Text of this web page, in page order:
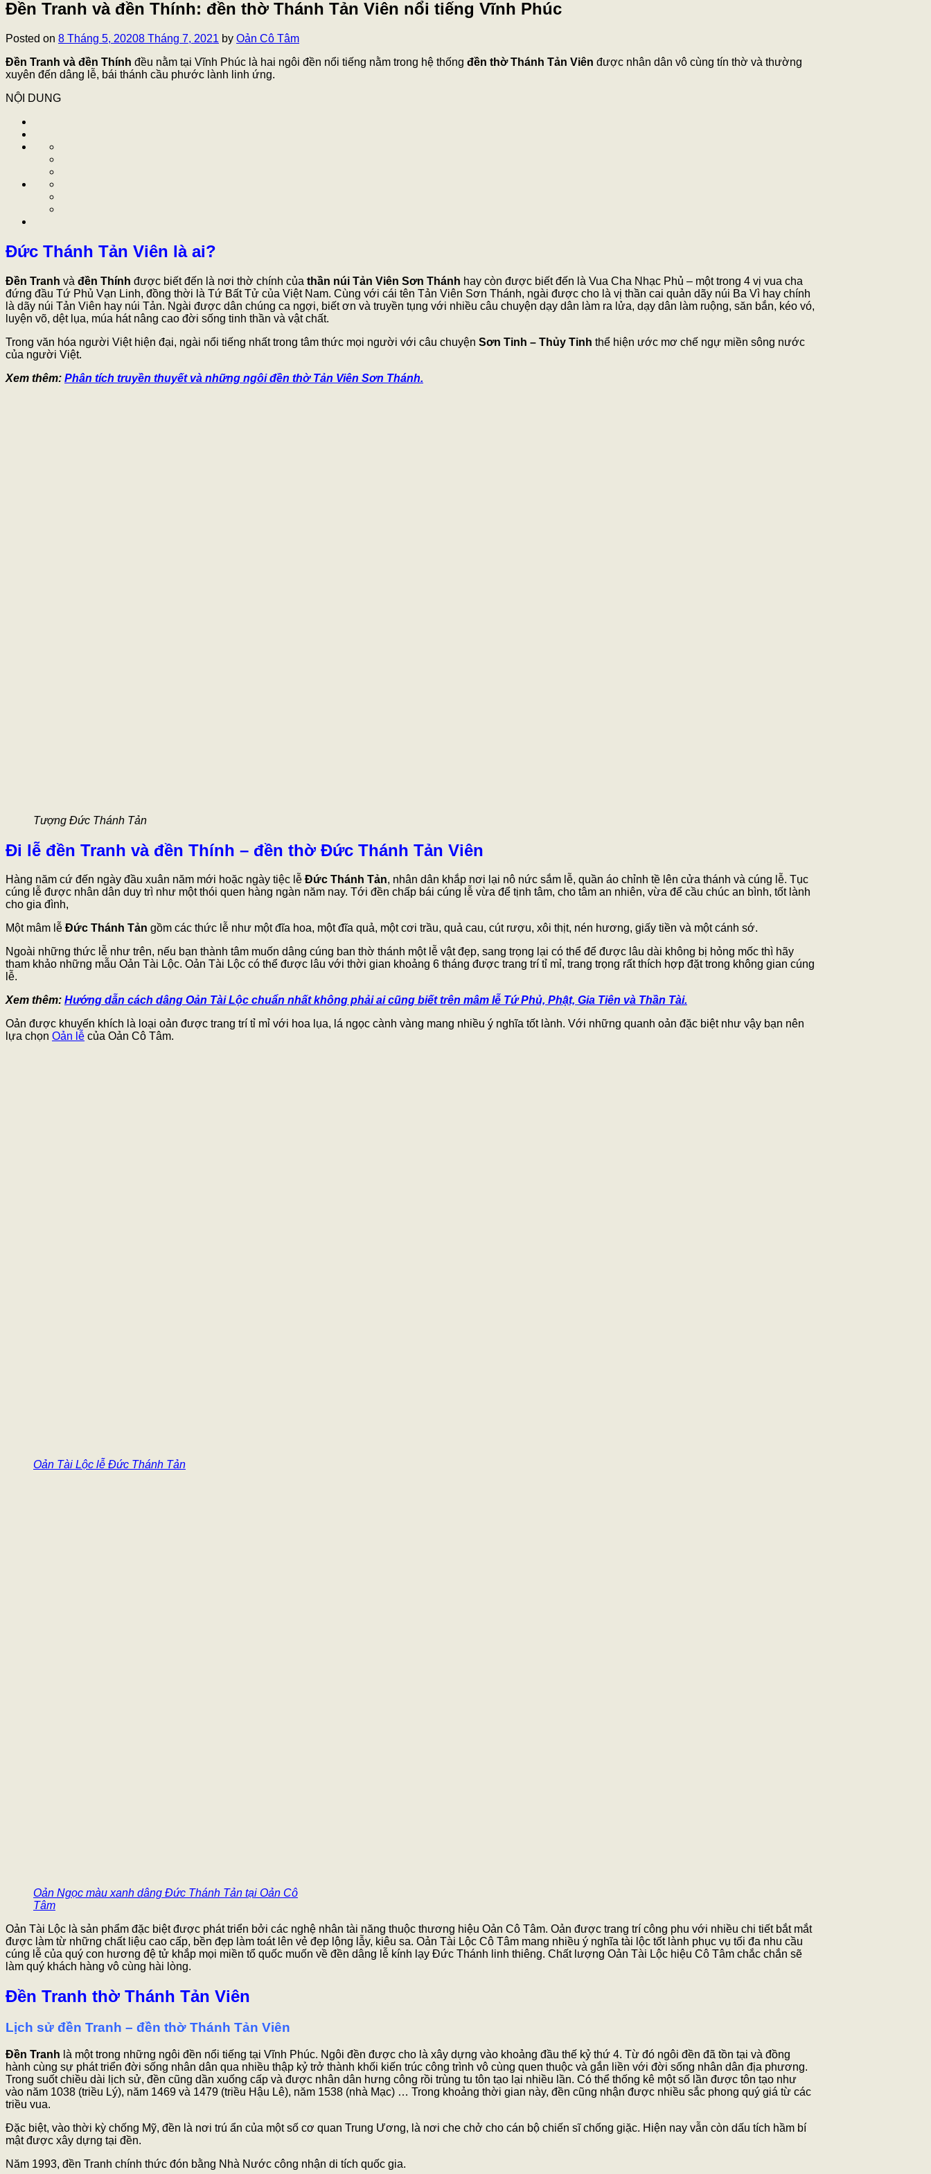
Đền Tranh và đền Thính: đền thờ Thánh Tản Viên nổi tiếng Vĩnh Phúc
Posted on 8 Tháng 5, 20208 Tháng 7, 2021 by Oản Cô Tâm
Đền Tranh và đền Thính đều nằm tại Vĩnh Phúc là hai ngôi đền nổi tiếng nằm trong hệ thống đền thờ Thánh Tản Viên được nhân dân vô cùng tín thờ và thường
xuyên đến dâng lễ, bái thánh cầu phước lành linh ứng.
NỘI DUNG
Đức Thánh Tản Viên là ai?
Đền Tranh và đền Thính được biết đến là nơi thờ chính của thần núi Tản Viên Sơn Thánh hay còn được biết đến là Vua Cha Nhạc Phủ – một trong 4 vị vua cha
đứng đầu Tứ Phủ Vạn Linh, đồng thời là Tứ Bất Tử của Việt Nam. Cùng với cái tên Tản Viên Sơn Thánh, ngài được cho là vị thần cai quản dãy núi Ba Vì hay chính
là dãy núi Tản Viên hay núi Tản. Ngài được dân chúng ca ngợi, biết ơn và truyền tụng với nhiều câu chuyện dạy dân làm ra lửa, dạy dân làm ruộng, săn bắn, kéo vó,
luyện võ, dệt lụa, múa hát nâng cao đời sống tinh thần và vật chất.
Trong văn hóa người Việt hiện đại, ngài nổi tiếng nhất trong tâm thức mọi người với câu chuyện Sơn Tinh – Thủy Tinh thể hiện ước mơ chế ngự miền sông nước
của người Việt.
Xem thêm: Phân tích truyền thuyết và những ngôi đền thờ Tản Viên Sơn Thánh.
Tượng Đức Thánh Tản
Đi lễ đền Tranh và đền Thính – đền thờ Đức Thánh Tản Viên
Hàng năm cứ đến ngày đầu xuân năm mới hoặc ngày tiệc lễ Đức Thánh Tản, nhân dân khắp nơi lại nô nức sắm lễ, quần áo chỉnh tề lên cửa thánh và cúng lễ. Tục
cúng lễ được nhân dân duy trì như một thói quen hàng ngàn năm nay. Tới đền chấp bái cúng lễ vừa để tịnh tâm, cho tâm an nhiên, vừa để cầu chúc an bình, tốt lành
cho gia đình,
Một mâm lễ Đức Thánh Tản gồm các thức lễ như một đĩa hoa, một đĩa quả, một cơi trầu, quả cau, cút rượu, xôi thịt, nén hương, giấy tiền và một cánh sớ.
Ngoài những thức lễ như trên, nếu bạn thành tâm muốn dâng cúng ban thờ thánh một lễ vật đẹp, sang trọng lại có thể để được lâu dài không bị hỏng mốc thì hãy
tham khảo những mẫu Oản Tài Lộc. Oản Tài Lộc có thể được lâu với thời gian khoảng 6 tháng được trang trí tỉ mỉ, trang trọng rất thích hợp đặt trong không gian cúng
lễ.
Xem thêm: Hướng dẫn cách dâng Oản Tài Lộc chuẩn nhất không phải ai cũng biết trên mâm lễ Tứ Phủ, Phật, Gia Tiên và Thần Tài.
Oản được khuyến khích là loại oản được trang trí tỉ mỉ với hoa lụa, lá ngọc cành vàng mang nhiều ý nghĩa tốt lành. Với những quanh oản đặc biệt như vậy bạn nên
lựa chọn Oản lễ của Oản Cô Tâm.
Oản Tài Lộc lễ Đức Thánh Tản
Oản Ngọc màu xanh dâng Đức Thánh Tản tại Oản Cô
Tâm
Oản Tài Lộc là sản phẩm đặc biệt được phát triển bởi các nghệ nhân tài năng thuộc thương hiệu Oản Cô Tâm. Oản được trang trí công phu với nhiều chi tiết bắt mắt
được làm từ những chất liệu cao cấp, bền đẹp làm toát lên vẻ đẹp lộng lẫy, kiêu sa. Oản Tài Lộc Cô Tâm mang nhiều ý nghĩa tài lộc tốt lành phục vụ tối đa nhu cầu
cúng lễ của quý con hương đệ tử khắp mọi miền tổ quốc muốn về đền dâng lễ kính lạy Đức Thánh linh thiêng. Chất lượng Oản Tài Lộc hiệu Cô Tâm chắc chắn sẽ
làm quý khách hàng vô cùng hài lòng.
Đền Tranh thờ Thánh Tản Viên
Lịch sử đền Tranh – đền thờ Thánh Tản Viên
Đền Tranh là một trong những ngôi đền nổi tiếng tại Vĩnh Phúc. Ngôi đền được cho là xây dựng vào khoảng đầu thế kỷ thứ 4. Từ đó ngôi đền đã tồn tại và đồng
hành cùng sự phát triển đời sống nhân dân qua nhiều thập kỷ trở thành khối kiến trúc công trình vô cùng quen thuộc và gắn liền với đời sống nhân dân địa phương.
Trong suốt chiều dài lịch sử, đền cũng dần xuống cấp và được nhân dân hưng công rồi trùng tu tôn tạo lại nhiều lần. Có thể thống kê một số lần được tôn tạo như
vào năm 1038 (triều Lý), năm 1469 và 1479 (triều Hậu Lê), năm 1538 (nhà Mạc) … Trong khoảng thời gian này, đền cũng nhận được nhiều sắc phong quý giá từ các
triều vua.
Đặc biệt, vào thời kỳ chống Mỹ, đền là nơi trú ẩn của một số cơ quan Trung Ương, là nơi che chở cho cán bộ chiến sĩ chống giặc. Hiện nay vẫn còn dấu tích hầm bí
mật được xây dựng tại đền.
Năm 1993, đền Tranh chính thức đón bằng Nhà Nước công nhận di tích quốc gia.